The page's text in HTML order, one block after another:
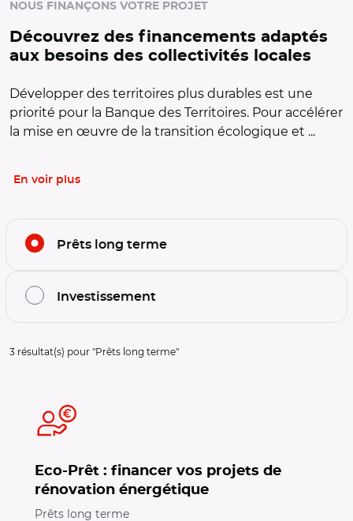
Découvrez des financements adaptés
aux besoins des collectivités locales
NOUS FINANÇONS VOTRE PROJET
Développer des territoires plus durables est une
priorité pour la Banque des Territoires. Pour accélérer
la mise en œuvre de la transition écologique et ...
En voir plus
Prêts long terme
Investissement
Filtrage de l'offre sur la thématique :
3 résultat(s) pour "Prêts long terme"
Eco-Prêt : financer vos projets de
rénovation énergétique
Prêts long terme